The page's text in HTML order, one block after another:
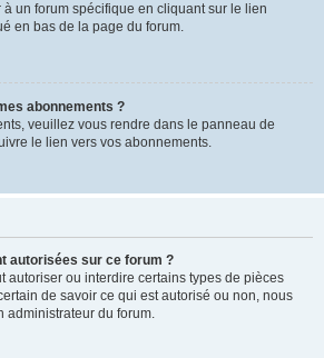
un forum spécifique en cliquant sur le lien
en bas de la page du forum.
abonnements ?
veuillez vous rendre dans le panneau de
le lien vers vos abonnements.
autorisées sur ce forum ?
autoriser ou interdire certains types de pièces
de savoir ce qui est autorisé ou non, nous
administrateur du forum.